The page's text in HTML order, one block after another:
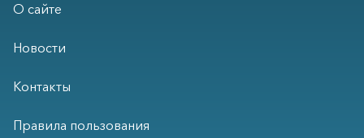
О сайте
Новости
Контакты
Правила пользования